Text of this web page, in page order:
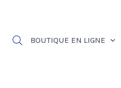
BOUTIQUE EN LIGNE